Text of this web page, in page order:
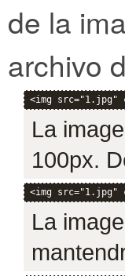
de la
archivo
<img src="1.jpg"
La
100px.
<img src="1.jpg"
La